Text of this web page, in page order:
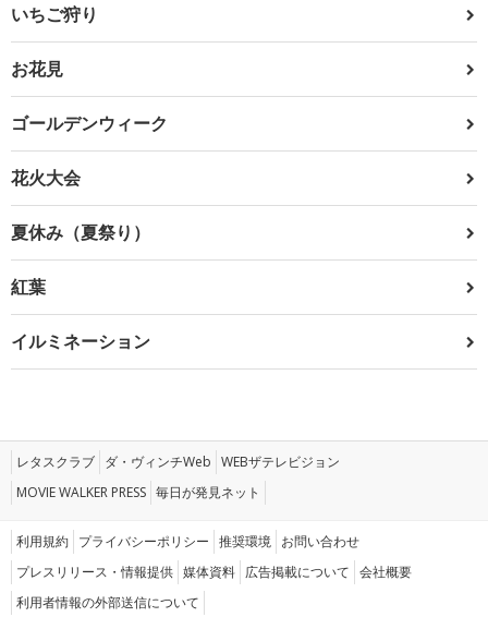
いちご狩り
お花見
ゴールデンウィーク
花火大会
夏休み（夏祭り）
紅葉
イルミネーション
レタスクラブ ダ・ヴィンチWeb WEBザテレビジョン
MOVIE WALKER PRESS 毎日が発見ネット
利用規約 プライバシーポリシー 推奨環境 お問い合わせ
プレスリリース・情報提供 媒体資料 広告掲載について 会社概要
利用者情報の外部送信について